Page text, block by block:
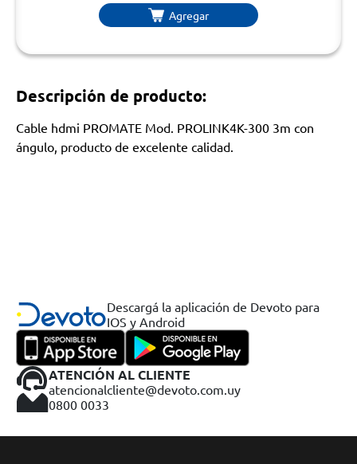
Agregar
Descripción de producto:
Cable hdmi PROMATE Mod. PROLINK4K-300 3m con
ángulo, producto de excelente calidad.
Descargá la aplicación de Devoto para
IOS y Android
ATENCIÓN AL CLIENTE
atencionalcliente@devoto.com.uy
0800 0033